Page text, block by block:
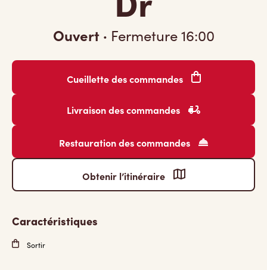
Ouvert · Fermeture16:00
Cueillette des commandes
Livraison des commandes
Restauration des commandes
Obtenir l’itinéraire
Caractéristiques
Sortir